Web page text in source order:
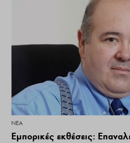
ΝΕΑ
Eμπορικές εκθέσεις: